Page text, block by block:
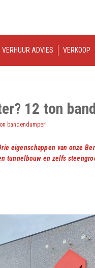
VERHUUR ADVIES VERKOOP
12 ton
bandendumper!
eigenschappen van onze
tunnelbouw en zelfs